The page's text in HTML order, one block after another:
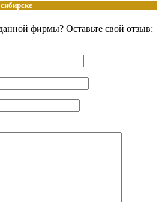
фирмы? Оставьте свой отзыв: